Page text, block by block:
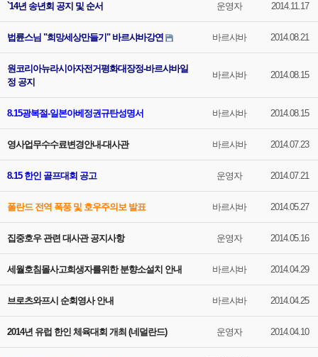
`14년 송년회 공지 및 순서 운영자 2014.11.17
법륜스님 "희망세상만들기" 바르샤바강연 바르샤바 2014.08.21
원코리아뉴라시아자전거평화대장정-바르샤바일
정 공지
바르샤바 2014.08.15
8.15광복절-일본아베정권규탄성명서 바르샤바 2014.08.15
영사업무수수료변경안내-대사관 바르샤바 2014.07.23
8.15 한인 골프대회 공고 운영자 2014.07.21
폴란드 전역 폭풍 및 호우주의보 발표 바르샤바 2014.05.27
집중호우 관련 대사관 공지사항 운영자 2014.05.16
세월호침몰사고희생자를위한 분향소설치 안내 바르샤바 2014.04.29
브로츠와프시 순회영사 안내 바르샤바 2014.04.25
2014년 유럽 한인 체육대회 개최 (네덜란드) 운영자 2014.04.10